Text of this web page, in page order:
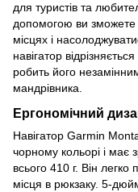
для туристів та
допомогою ви зможете
місцях і
навігатор
робить його
мандрівника.
Ергономічний
Навігатор Garmin
чорному кольорі і має
всього 410 г. Він легко
місця в рюкзаку. 5-